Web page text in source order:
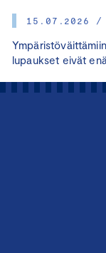
15.07.2026 /
lupaukset eivät